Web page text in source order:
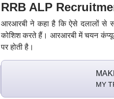
RRB ALP
आरआरबी ने कहा है कि ऐसे दलालों से
कोशिश करते हैं। आरआरबी में चयन
पर होती है।
MY